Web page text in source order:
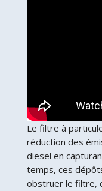
Le filtre à
réduction des
diesel en
temps, ces
obstruer le filtre,